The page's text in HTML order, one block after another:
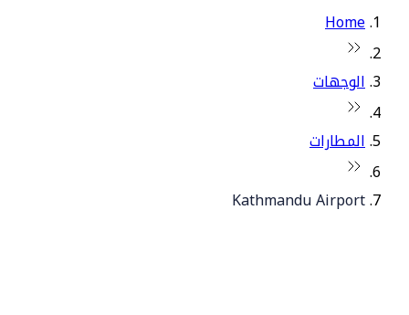
Home
الوجهات
المطارات
Kathmandu Airport